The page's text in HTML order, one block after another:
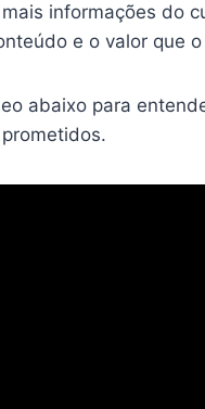
informações do
e o valor que
abaixo para